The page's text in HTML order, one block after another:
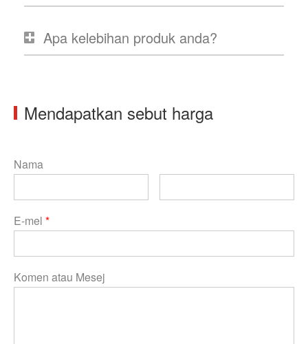
Apa kelebihan produk anda?
Mendapatkan sebut harga
Nama
E-mel *
Komen atau Mesej